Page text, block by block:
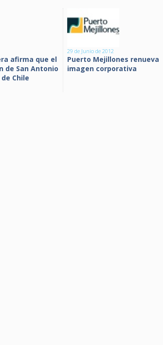
afirma que el
de San Antonio
Chile
29 de Junio de 2012
Puerto Mejillones renueva
imagen corporativa